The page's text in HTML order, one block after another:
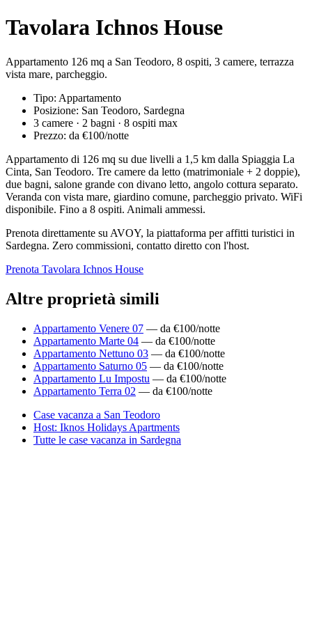
Tavolara Ichnos House
Appartamento 126 mq a San Teodoro, 8 ospiti, 3 camere, terrazza
vista mare, parcheggio.
Tipo: Appartamento
Posizione: San Teodoro, Sardegna
3 camere · 2 bagni · 8 ospiti max
Prezzo: da €100/notte
Appartamento di 126 mq su due livelli a 1,5 km dalla Spiaggia La
Cinta, San Teodoro. Tre camere da letto (matrimoniale + 2 doppie),
due bagni, salone grande con divano letto, angolo cottura separato.
Veranda con vista mare, giardino comune, parcheggio privato. WiFi
disponibile. Fino a 8 ospiti. Animali ammessi.
Prenota direttamente su AVOY, la piattaforma per affitti turistici in
Sardegna. Zero commissioni, contatto diretto con l'host.
Prenota Tavolara Ichnos House
Altre proprietà simili
Appartamento Venere 07 — da €100/notte
Appartamento Marte 04 — da €100/notte
Appartamento Nettuno 03 — da €100/notte
Appartamento Saturno 05 — da €100/notte
Appartamento Lu Impostu — da €100/notte
Appartamento Terra 02 — da €100/notte
Case vacanza a San Teodoro
Host: Iknos Holidays Apartments
Tutte le case vacanza in Sardegna